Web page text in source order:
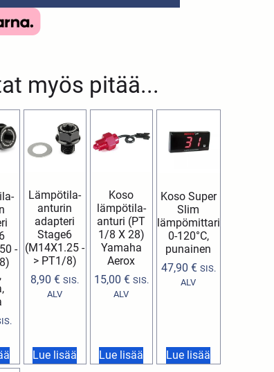
myös pitää...
-
Lämpötila-
anturin
adapteri
Stage6
(M14X1.25 -
> PT1/8)
8,90€ SIS.
ALV
Lue lisää
Koso
lämpötila-
anturi (PT
1/8 X 28)
Yamaha
Aerox
15,00 € SIS.
ALV
Lue lisää
Koso Super
Slim
lämpömittari
0-120°C,
punainen
47,90 € SIS.
ALV
Lue lisää